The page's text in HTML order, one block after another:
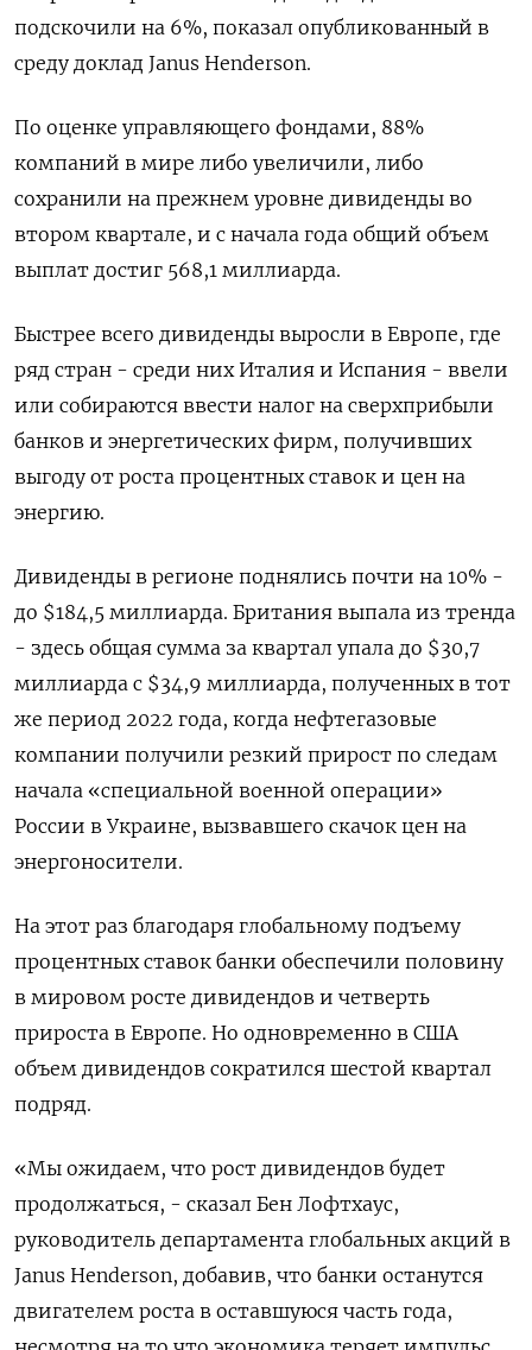
подскочили на 6%, показал опубликованный в
среду доклад Janus Henderson.
По оценке управляющего фондами, 88%
компаний в мире либо увеличили, либо
сохранили на прежнем уровне дивиденды во
втором квартале, и с начала года общий объем
выплат достиг 568,1 миллиарда.
Быстрее всего дивиденды выросли в Европе, где
ряд стран - среди них Италия и Испания - ввели
или собираются ввести налог на сверхприбыли
банков и энергетических фирм, получивших
выгоду от роста процентных ставок и цен на
энергию.
Дивиденды в регионе поднялись почти на 10% -
до $184,5 миллиарда. Британия выпала из тренда
- здесь общая сумма за квартал упала до $30,7
миллиарда с $34,9 миллиарда, полученных в тот
же период 2022 года, когда нефтегазовые
компании получили резкий прирост по следам
начала «специальной военной операции»
России в Украине, вызвавшего скачок цен на
энергоносители.
На этот раз благодаря глобальному подъему
процентных ставок банки обеспечили половину
в мировом росте дивидендов и четверть
прироста в Европе. Но одновременно в США
объем дивидендов сократился шестой квартал
подряд.
«Мы ожидаем, что рост дивидендов будет
продолжаться, - сказал Бен Лофтхаус,
руководитель департамента глобальных акций в
Janus Henderson, добавив, что банки останутся
двигателем роста в оставшуюся часть года,